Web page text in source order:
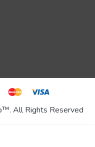
All Rights Reserved